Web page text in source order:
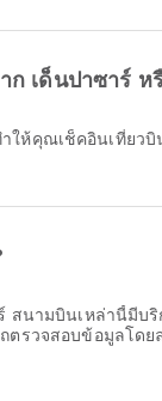
เด็นปาซาร์ ห
นามบินเหล่านี้มีบ
วจสอบข้อมูลโดย